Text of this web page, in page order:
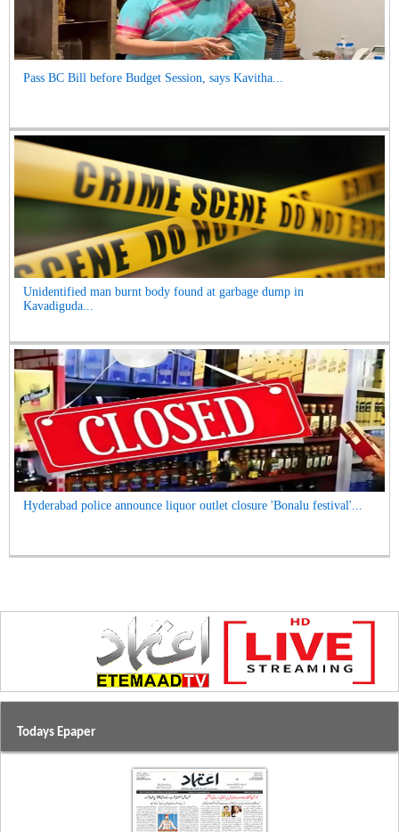
Pass BC Bill before Budget Session, says Kavitha...
Unidentified man burnt body found at garbage dump in
Kavadiguda...
Hyderabad police announce liquor outlet closure 'Bonalu festival'...
Todays Epaper